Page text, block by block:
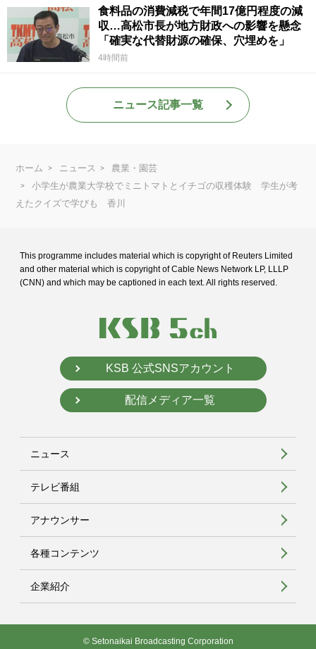
食料品の消費減税で年間17億円程度の減
収…高松市長が地方財政への影響を懸念
「確実な代替財源の確保、穴埋めを」
4時間前
ニュース記事一覧
ホーム ニュース
農業・園芸
小学生が農業大学校でミニトマトとイチゴの収穫体験 学生が考
えたクイズで学びも 香川
This programme includes material which is copyright of Reuters Limited
and other material which is copyright of Cable News Network LP, LLLP
(CNN) and which may be captioned in each text. All rights reserved.
KSB 公式SNSアカウント
配信メディア一覧
ニュース
テレビ番組
アナウンサー
各種コンテンツ
企業紹介
© Setonaikai Broadcasting Corporation